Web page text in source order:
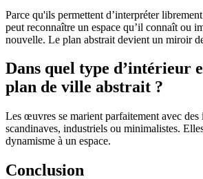
Parce qu'ils permettent d’interpréter
peut reconnaître un espace qu’il connaît ou
nouvelle. Le plan abstrait devient un miroir
Dans quel type d’intérieur
plan de ville abstrait ?
Les œuvres se marient parfaitement avec des
scandinaves, industriels ou minimalistes.
dynamisme à un espace.
Conclusion